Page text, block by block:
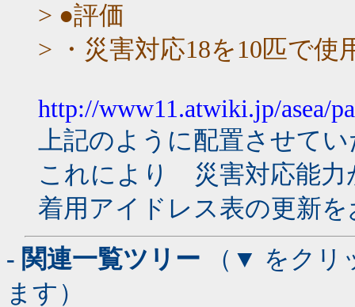
> ●評価
> ・災害対応18を10匹で
http://www11.atwiki.jp/asea/
上記のように配置させて
これにより 災害対応能力
着用アイドレス表の更新
- 関連一覧ツリー （▼ をクリ
ます）